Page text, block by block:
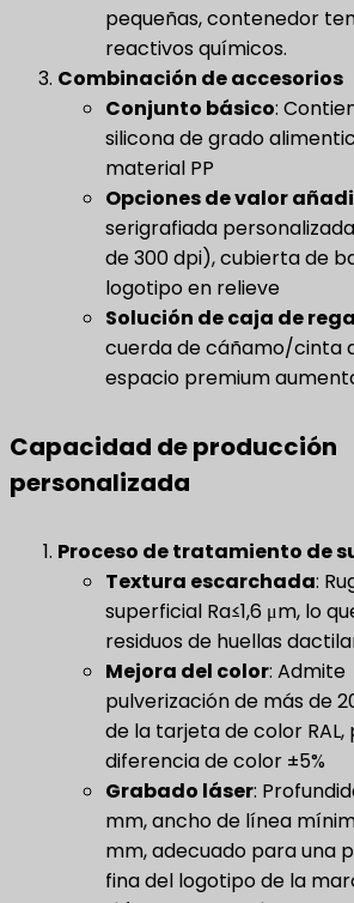
pequeñas, contenedor
reactivos químicos.
Combinación de accesorios
Conjunto básico​:
silicona de grado
material PP
Opciones de valor
serigrafiada
de 300 dpi), cubierta de
logotipo en relieve
Solución de caja de
cuerda de cáñamo/cinta
espacio premium
Capacidad de producción
personalizada
Proceso de tratamiento de
Textura escarchada​:
superficial Ra≤1,6 μm, lo
residuos de huellas
Mejora del color: Admite
pulverización de más de
de la tarjeta de color RAL,
diferencia de color ±5%
Grabado láser​:
mm, ancho de línea
mm, adecuado para una
fina del logotipo de la